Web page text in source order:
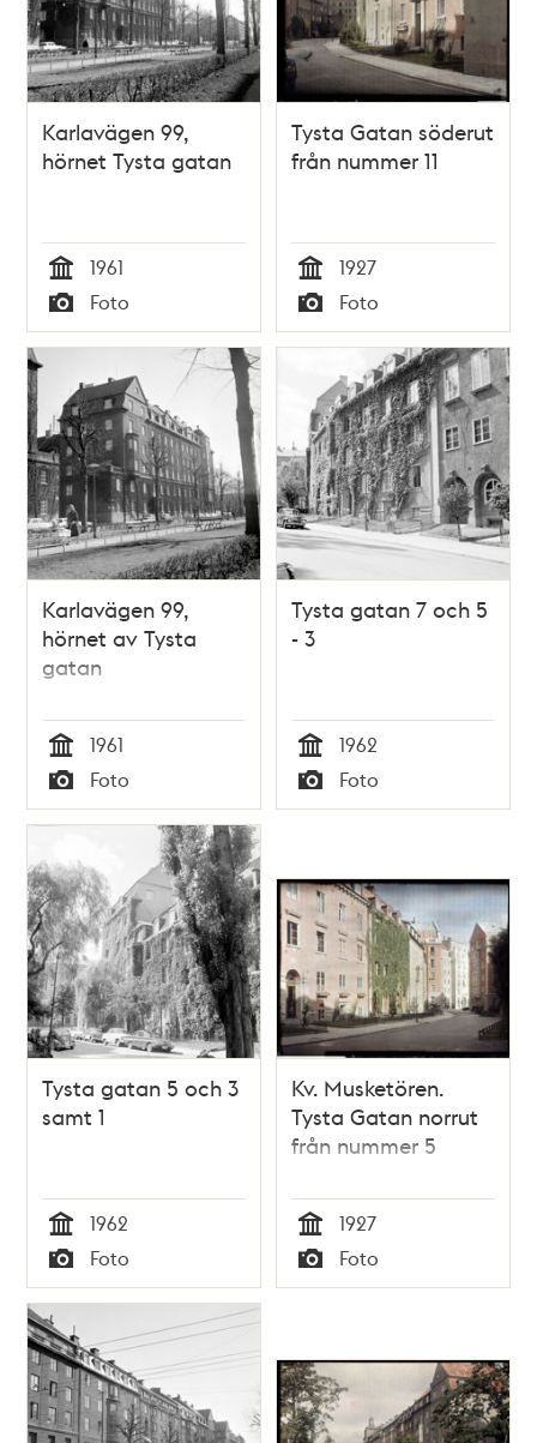
Karlavägen 99,
hörnet Tysta gatan
Tid
1961
Typ
Foto
Tysta Gatan söderut
från nummer 11
Tid
1927
Typ
Foto
Karlavägen 99,
hörnet av Tysta
gatan
Tid
1961
Typ
Foto
Tysta gatan 7 och 5
- 3
Tid
1962
Typ
Foto
Tysta gatan 5 och 3
samt 1
Tid
1962
Typ
Foto
Kv. Musketören.
Tysta Gatan norrut
från nummer 5
Tid
1927
Typ
Foto